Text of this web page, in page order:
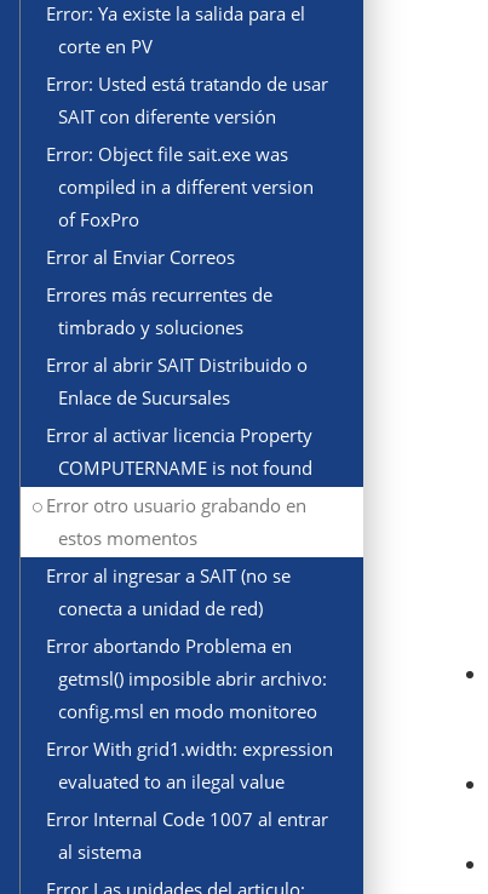
Error: Ya existe la salida para el
corte en PV
Error: Usted está tratando de usar
SAIT con diferente versión
Error: Object file sait.exe was
compiled in a different version
of FoxPro
Error al Enviar Correos
Errores más recurrentes de
timbrado y soluciones
Error al abrir SAIT Distribuido o
Enlace de Sucursales
Error al activar licencia Property
COMPUTERNAME is not found
Error otro usuario grabando en
estos momentos
Error al ingresar a SAIT (no se
conecta a unidad de red)
Error abortando Problema en
getmsl() imposible abrir archivo:
config.msl en modo monitoreo
Error With grid1.width: expression
evaluated to an ilegal value
Error Internal Code 1007 al entrar
al sistema